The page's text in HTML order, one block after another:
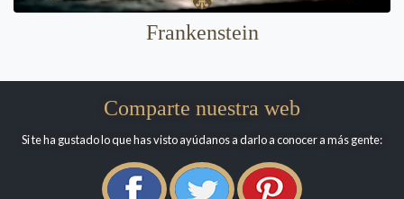
Frankenstein
Comparte nuestra web
Si te ha gustado lo que has visto ayúdanos a darlo a conocer a más gente: